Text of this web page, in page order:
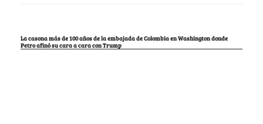
La casona más de 100 años de la embajada de Colombia en Washington donde
Petro afinó su cara a cara con Trump